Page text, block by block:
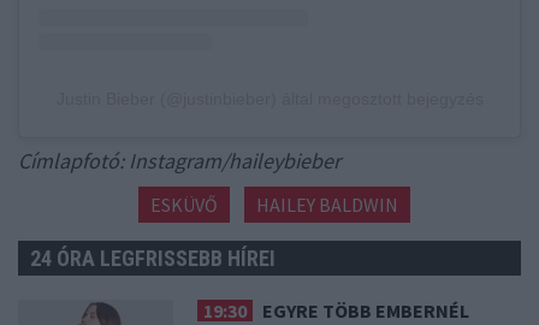
Címlapfotó: Instagram/haileybieber
ESKÜVŐ HAILEY BALDWIN
24 ÓRA LEGFRISSEBB HÍREI
19:30
EGYRE TÖBB EMBERNÉL